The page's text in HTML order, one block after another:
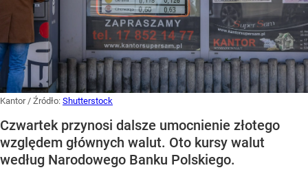
Kantor / Źródło: Shutterstock
Czwartek przynosi dalsze umocnienie złotego
względem głównych walut. Oto kursy walut
według Narodowego Banku Polskiego.